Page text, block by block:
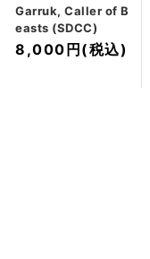
Garruk, Caller of B
easts (SDCC)
8,000円 (税込)